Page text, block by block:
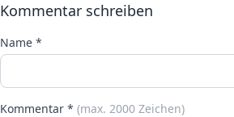
Kommentar schreiben
Name *
Kommentar * (max. 2000 Zeichen)